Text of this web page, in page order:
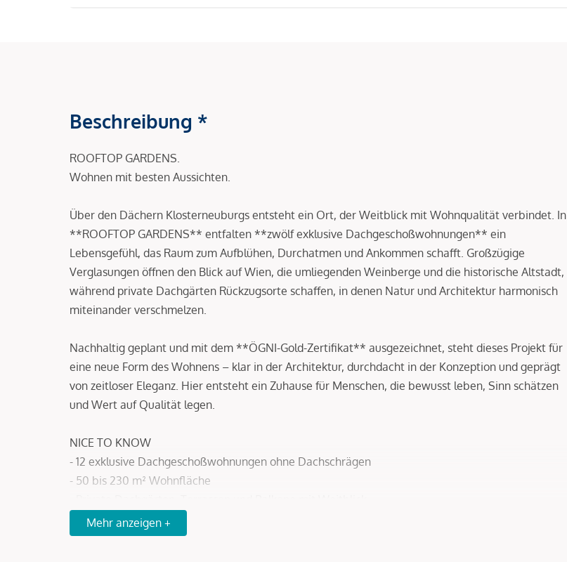
Beschreibung *
ROOFTOP GARDENS.
Wohnen mit besten Aussichten.
Über den Dächern Klosterneuburgs entsteht ein Ort, der Weitblick mit Wohnqualität verbindet. In
**ROOFTOP GARDENS** entfalten **zwölf exklusive Dachgeschoßwohnungen** ein
Lebensgefühl, das Raum zum Aufblühen, Durchatmen und Ankommen schafft. Großzügige
Verglasungen öffnen den Blick auf Wien, die umliegenden Weinberge und die historische Altstadt,
während private Dachgärten Rückzugsorte schaffen, in denen Natur und Architektur harmonisch
miteinander verschmelzen.
Nachhaltig geplant und mit dem **ÖGNI-Gold-Zertifikat** ausgezeichnet, steht dieses Projekt für
eine neue Form des Wohnens – klar in der Architektur, durchdacht in der Konzeption und geprägt
von zeitloser Eleganz. Hier entsteht ein Zuhause für Menschen, die bewusst leben, Sinn schätzen
und Wert auf Qualität legen.
NICE TO KNOW
- 12 exklusive Dachgeschoßwohnungen ohne Dachschrägen
- 50 bis 230 m² Wohnfläche
- Raumhöhen über 3 Meter in allen Aufenthaltsräumen
- Nachhaltige Energie durch Photovoltaik und Wärmepumpe
Mehr anzeigen +